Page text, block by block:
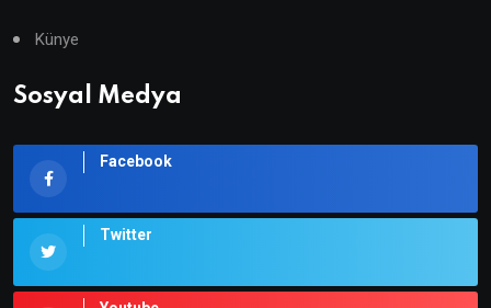
Künye
Sosyal Medya
Facebook
Twitter